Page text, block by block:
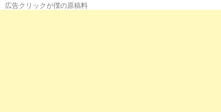
広告クリックが僕の原稿料